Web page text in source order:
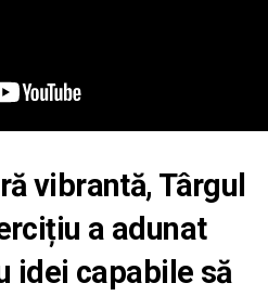
vibrantă, Târgul
a adunat
idei capabile să